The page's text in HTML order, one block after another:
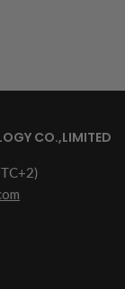
CO.,LIMITED